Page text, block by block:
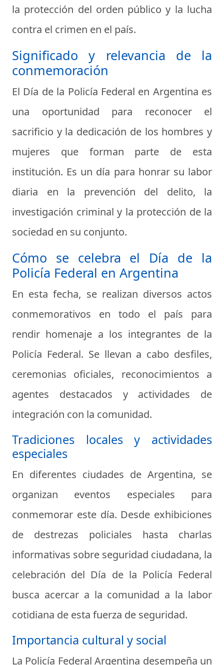
la protección del orden público y la lucha
contra el crimen en el país.
Significado y relevancia de la
conmemoración
El Día de la Policía Federal en Argentina es
una oportunidad para reconocer el
sacrificio y la dedicación de los hombres y
mujeres que forman parte de esta
institución. Es un día para honrar su labor
diaria en la prevención del delito, la
investigación criminal y la protección de la
sociedad en su conjunto.
Cómo se celebra el Día de la
Policía Federal en Argentina
En esta fecha, se realizan diversos actos
conmemorativos en todo el país para
rendir homenaje a los integrantes de la
Policía Federal. Se llevan a cabo desfiles,
ceremonias oficiales, reconocimientos a
agentes destacados y actividades de
integración con la comunidad.
Tradiciones locales y actividades
especiales
En diferentes ciudades de Argentina, se
organizan eventos especiales para
conmemorar este día. Desde exhibiciones
de destrezas policiales hasta charlas
informativas sobre seguridad ciudadana, la
celebración del Día de la Policía Federal
busca acercar a la comunidad a la labor
cotidiana de esta fuerza de seguridad.
Importancia cultural y social
La Policía Federal Argentina desempeña un